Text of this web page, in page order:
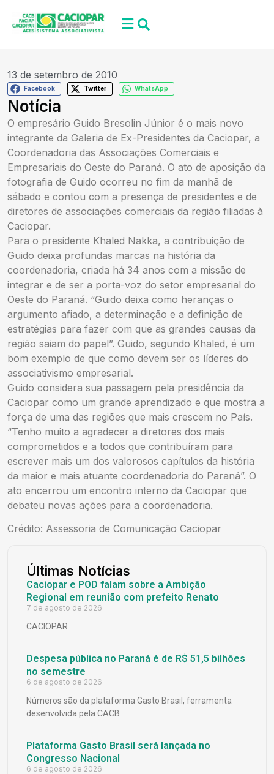
13 de setembro de 2010
Facebook Twitter WhatsApp
Notícia
O empresário Guido Bresolin Júnior é o mais novo
integrante da Galeria de Ex-Presidentes da Caciopar, a
Coordenadoria das Associações Comerciais e
Empresariais do Oeste do Paraná. O ato de aposição da
fotografia de Guido ocorreu no fim da manhã de
sábado e contou com a presença de presidentes e de
diretores de associações comerciais da região filiadas à
Caciopar.
Para o presidente Khaled Nakka, a contribuição de
Guido deixa profundas marcas na história da
coordenadoria, criada há 34 anos com a missão de
integrar e de ser a porta-voz do setor empresarial do
Oeste do Paraná. “Guido deixa como heranças o
argumento afiado, a determinação e a definição de
estratégias para fazer com que as grandes causas da
região saiam do papel”. Guido, segundo Khaled, é um
bom exemplo de que como devem ser os líderes do
associativismo empresarial.
Guido considera sua passagem pela presidência da
Caciopar como um grande aprendizado e que mostra a
força de uma das regiões que mais crescem no País.
“Tenho muito a agradecer a diretores dos mais
comprometidos e a todos que contribuíram para
escrever mais um dos valorosos capítulos da história
da maior e mais atuante coordenadoria do Paraná”. O
ato encerrou um encontro interno da Caciopar que
debateu novas ações para a coordenadoria.
Crédito: Assessoria de Comunicação Caciopar
Últimas Notícias
Caciopar e POD falam sobre a Ambição
Regional em reunião com prefeito Renato
7 de agosto de 2026
CACIOPAR
Despesa pública no Paraná é de R$ 51,5 bilhões
no semestre
6 de agosto de 2026
Números são da plataforma Gasto Brasil, ferramenta
desenvolvida pela CACB
Plataforma Gasto Brasil será lançada no
Congresso Nacional
6 de agosto de 2026